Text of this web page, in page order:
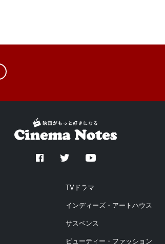
TVドラマ
インディーズ・アートハウス
サスペンス
ビューティー・ファッション